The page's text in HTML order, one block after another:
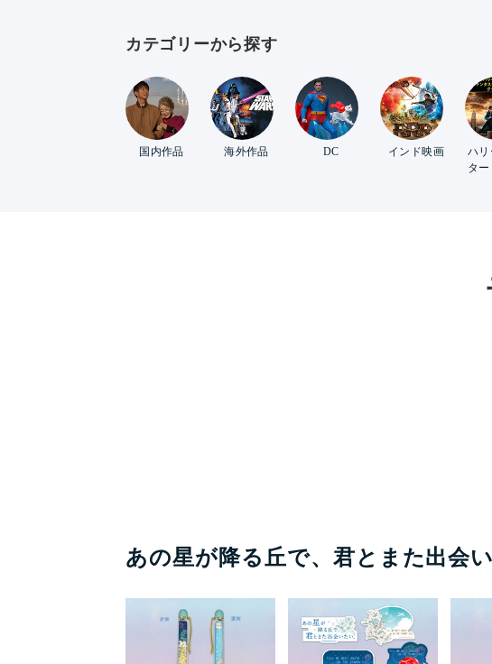
カテゴリーから探す
国内作品 海外作品 DC インド映画
ハリ
ター
あの星が降る丘で、君とまた出会い